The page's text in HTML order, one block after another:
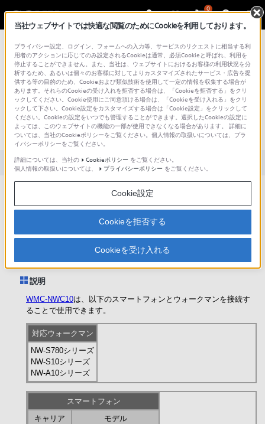
0
総合サポート・お問い合わせ
文書番号 : S1310040055286 / 最終更新日 : 2025/03/11
WMC-NWC10（スマートフォン充電ケ
ーブル）に対応のスマートフォン。
対象製品カテゴリー・製品
スマートフォン充電ケーブル(WMC-NWC10)を利用できるウォークマ
以下の対応表をご参照ください。
内容
説明
WMC-NWC10は、以下のスマートフォンとウォークマンを接続す
ることで使用できます。
対応ウォークマン
NW-S780シリーズ
NW-S10シリーズ
NW-A10シリーズ
スマートフォン
キャリア
モデル
当社ウェブサイトでは快適な閲覧のためにCookieを利用しております。
プライバシー設定、ログイン、フォームへの入力等、サービスのリクエストに相当する利
用者のアクションに応じてのみ設定されるCookieは通常、必須Cookieと呼ばれ、利用を
停止することができません。また、当社は、ウェブサイトにおけるお客様の利用状況を分
析するため、あるいは個々のお客様に対してよりカスタマイズされたサービス・広告を提
供する等の目的のため、Cookieおよび類似技術を使用して一定の情報を収集する場合が
あります。それらのCookieの受け入れを拒否する場合は、「Cookieを拒否する」をクリ
ックしてください。Cookie使用にご同意頂ける場合は、「Cookieを受け入れる」をクリ
ックして下さい。Cookie設定をカスタマイズする場合は「Cookie設定」をクリックして
ください。Cookieの設定をいつでも管理することができます。選択したCookieの設定に
よっては、このウェブサイトの機能の一部が使用できなくなる場合があります。 詳細に
ついては、当社のCookieポリシーをご覧ください。個人情報の取扱いについては、プラ
イバシーポリシーをご覧ください。
詳細については、当社の
Cookieポリシー をご覧ください。
個人情報の取扱いについては、
プライバシーポリシー をご覧ください。
Cookie設定
Cookieを拒否する
Cookieを受け入れる